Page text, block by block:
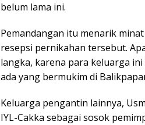
belum lama ini.
Pemandangan itu menarik
resepsi pernikahan tersebut.
langka, karena para keluarga
ada yang bermukim di
Keluarga pengantin lainnya,
IYL-Cakka sebagai sosok